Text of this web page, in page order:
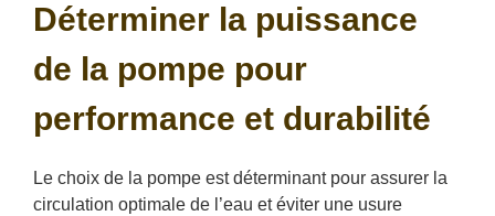
Déterminer la puissance
de la pompe pour
performance et durabilité
Le choix de la pompe est déterminant pour assurer la
circulation optimale de l’eau et éviter une usure